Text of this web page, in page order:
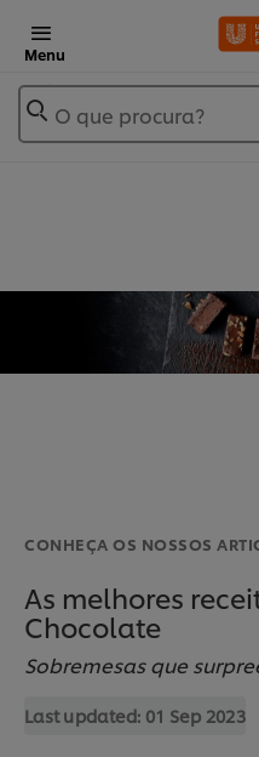
Menu
O que procura?
CONHEÇA OS NOSSOS
As melhores
Chocolate
Sobremesas que
Last updated: 01 Sep 2023